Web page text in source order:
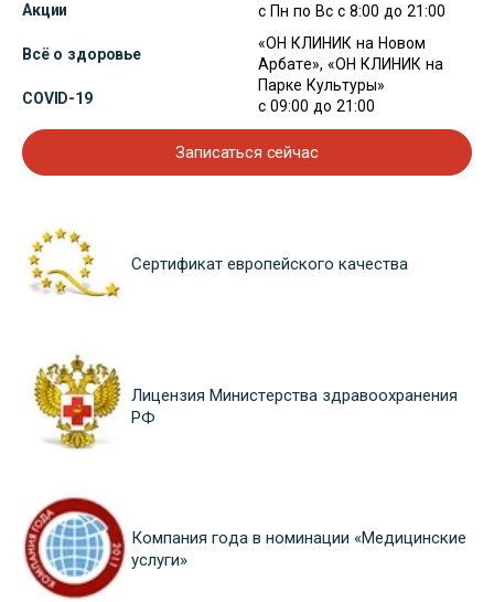
Акции
Всё о здоровье
COVID-19
с Пн по Вс с 8:00 до 21:00
«ОН КЛИНИК на Новом
Арбате», «ОН КЛИНИК на
Парке Культуры»
с 09:00 до 21:00
Записаться сейчас
Сертификат европейского качества
Лицензия Министерства здравоохранения
РФ
Компания года в номинации «Медицинские
услуги»